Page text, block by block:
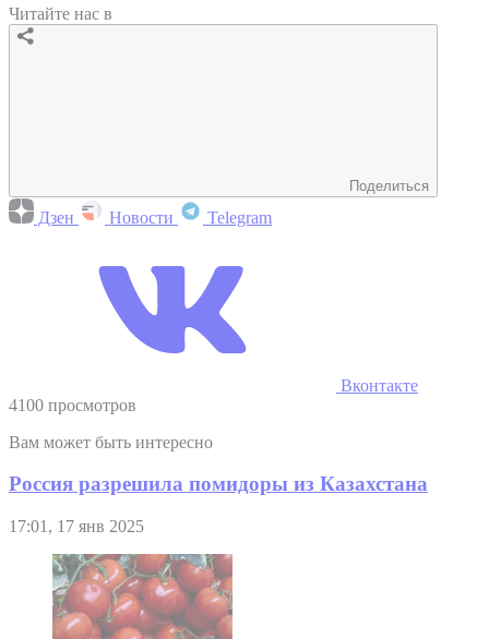
Читайте нас в
Поделиться
Дзен Новости Telegram
Вконтакте
4100 просмотров
Вам может быть интересно
Россия разрешила помидоры из Казахстана
17:01, 17 янв 2025